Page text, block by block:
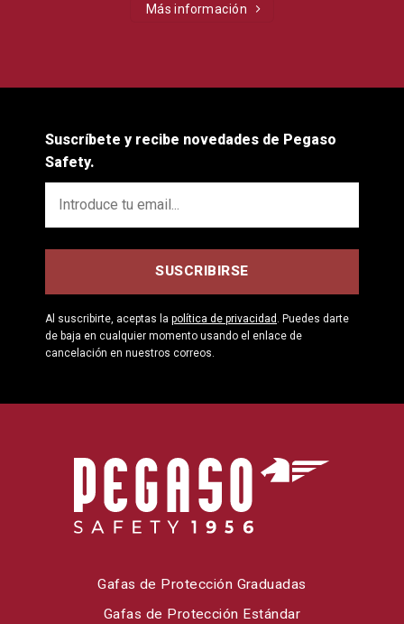
Más información
Suscríbete y recibe novedades de Pegaso
Safety.
Al suscribirte, aceptas la política de privacidad . Puedes darte
de baja en cualquier momento usando el enlace de
cancelación en nuestros correos.
Gafas de Protección Graduadas
Gafas de Protección Estándar